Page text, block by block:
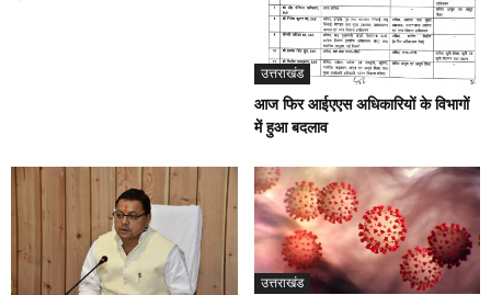
उत्तराखंड
आज फिर आईएएस अधिकारियों के विभागों
में हुआ बदलाव
उत्तराखंड